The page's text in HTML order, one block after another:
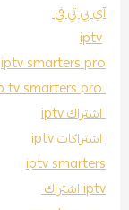
آي بي تي في
iptv
iptv smarters pro
ip tv smarters pro
اشتراك iptv
اشتراكات iptv
iptv smarters
iptv اشتراك